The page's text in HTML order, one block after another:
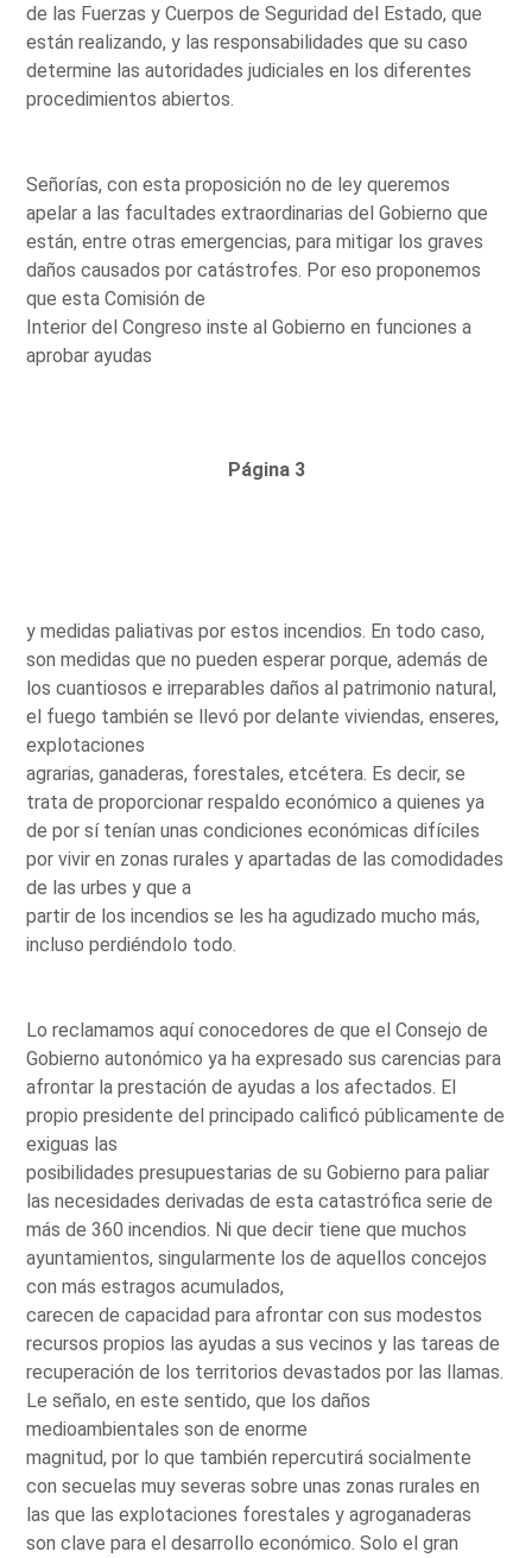
de las Fuerzas y Cuerpos de Seguridad del Estado, que
están realizando, y las responsabilidades que su caso
determine las autoridades judiciales en los diferentes
procedimientos abiertos.
Señorías, con esta proposición no de ley queremos
apelar a las facultades extraordinarias del Gobierno que
están, entre otras emergencias, para mitigar los graves
daños causados por catástrofes. Por eso proponemos
que esta Comisión de
Interior del Congreso inste al Gobierno en funciones a
aprobar ayudas
Página 3
y medidas paliativas por estos incendios. En todo caso,
son medidas que no pueden esperar porque, además de
los cuantiosos e irreparables daños al patrimonio natural,
el fuego también se llevó por delante viviendas, enseres,
explotaciones
agrarias, ganaderas, forestales, etcétera. Es decir, se
trata de proporcionar respaldo económico a quienes ya
de por sí tenían unas condiciones económicas difíciles
por vivir en zonas rurales y apartadas de las comodidades
de las urbes y que a
partir de los incendios se les ha agudizado mucho más,
incluso perdiéndolo todo.
Lo reclamamos aquí conocedores de que el Consejo de
Gobierno autonómico ya ha expresado sus carencias para
afrontar la prestación de ayudas a los afectados. El
propio presidente del principado calificó públicamente de
exiguas las
posibilidades presupuestarias de su Gobierno para paliar
las necesidades derivadas de esta catastrófica serie de
más de 360 incendios. Ni que decir tiene que muchos
ayuntamientos, singularmente los de aquellos concejos
con más estragos acumulados,
carecen de capacidad para afrontar con sus modestos
recursos propios las ayudas a sus vecinos y las tareas de
recuperación de los territorios devastados por las llamas.
Le señalo, en este sentido, que los daños
medioambientales son de enorme
magnitud, por lo que también repercutirá socialmente
con secuelas muy severas sobre unas zonas rurales en
las que las explotaciones forestales y agroganaderas
son clave para el desarrollo económico. Solo el gran